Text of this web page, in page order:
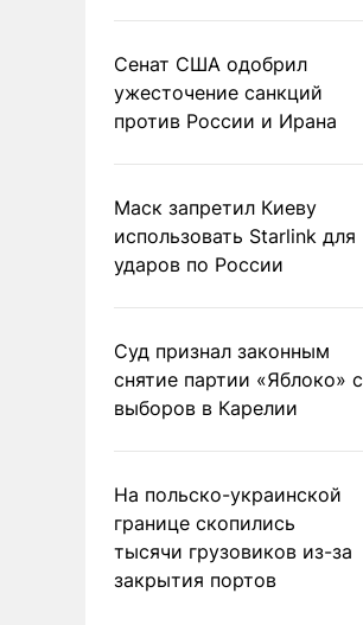
Сенат США одобрил
ужесточение санкций
против России и Ирана
Маск запретил Киеву
использовать Starlink для
ударов по России
Суд признал законным
снятие партии «Яблоко» с
выборов в Карелии
На польско-украинской
границе скопились
тысячи грузовиков из-за
закрытия портов